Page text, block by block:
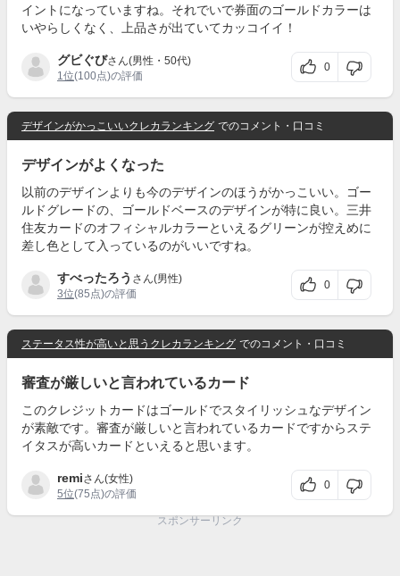
イントになっていますね。それでいで券面のゴールドカラーは
いやらしくなく、上品さが出ていてカッコイイ！
グビぐびさん(男性・50代)
1位(100点)の評価
0
デザインがかっこいいクレカランキング でのコメント・口コミ
デザインがよくなった
以前のデザインよりも今のデザインのほうがかっこいい。ゴー
ルドグレードの、ゴールドベースのデザインが特に良い。三井
住友カードのオフィシャルカラーといえるグリーンが控えめに
差し色として入っているのがいいですね。
すべったろう さん(男性)
3位(85点)の評価
0
ステータス性が高いと思うクレカランキング でのコメント・口コミ
審査が厳しいと言われているカード
このクレジットカードはゴールドでスタイリッシュなデザイン
が素敵です。審査が厳しいと言われているカードですからステ
イタスが高いカードといえると思います。
remiさん(女性)
5位(75点)の評価
0
スポンサーリンク